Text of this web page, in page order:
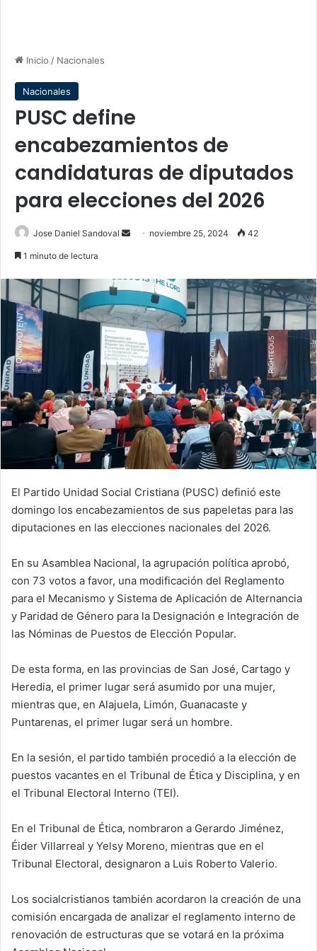
Inicio / Nacionales
Nacionales
PUSC define
encabezamientos de
candidaturas de diputados
para elecciones del 2026
Jose Daniel Sandoval
Send noviembre 25, 2024 42
1 minuto de lectura
El Partido Unidad Social Cristiana (PUSC) definió este
domingo los encabezamientos de sus papeletas para las
diputaciones en las elecciones nacionales del 2026.
En su Asamblea Nacional, la agrupación política aprobó,
con 73 votos a favor, una modificación del Reglamento
para el Mecanismo y Sistema de Aplicación de Alternancia
y Paridad de Género para la Designación e Integración de
las Nóminas de Puestos de Elección Popular.
De esta forma, en las provincias de San José, Cartago y
Heredia, el primer lugar será asumido por una mujer,
mientras que, en Alajuela, Limón, Guanacaste y
Puntarenas, el primer lugar será un hombre.
En la sesión, el partido también procedió a la elección de
puestos vacantes en el Tribunal de Ética y Disciplina, y en
el Tribunal Electoral Interno (TEI).
En el Tribunal de Ética, nombraron a Gerardo Jiménez,
Éider Villarreal y Yelsy Moreno, mientras que en el
Tribunal Electoral, designaron a Luis Roberto Valerio.
Los socialcristianos también acordaron la creación de una
comisión encargada de analizar el reglamento interno de
renovación de estructuras que se votará en la próxima